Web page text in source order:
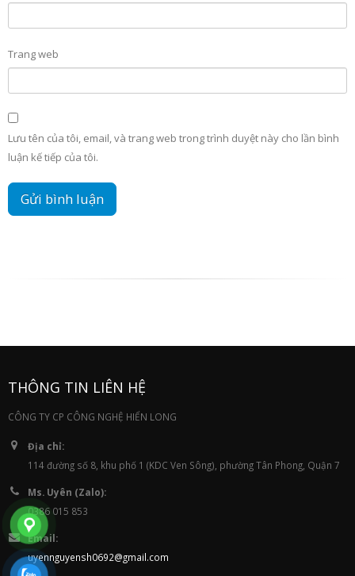
Trang web
Lưu tên của tôi, email, và trang web trong trình duyệt này cho lần bình
luận kế tiếp của tôi.
THÔNG TIN LIÊN HỆ
CÔNG TY CP CÔNG NGHỆ HIỂN LONG
Địa chỉ:
114 đường số 8, khu phố 1 (KDC Ven Sông), phường Tân Phong, Quận 7
Ms. Uyên (Zalo):
0386 015 853
Email:
uyennguyensh0692@gmail.com